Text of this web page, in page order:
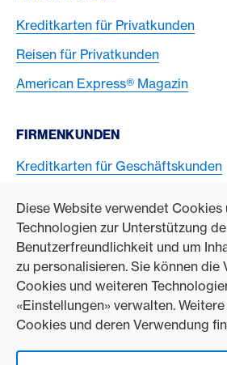
Diese Website verwendet Cookies
Technologien zur Unterstützung
Benutzerfreundlichkeit und um
zu personalisieren. Sie können die
Cookies und weiteren
«Einstellungen» verwalten.
Cookies und deren Verwendung
Kreditkarten für Privatkunden
Reisen für Privatkunden
American Express® Magazin
FIRMENKUNDEN
Kreditkarten für Geschäftskunden
ZUM UNTERNEHMEN
Swisscard AECS GmbH
American Express Weltweit
Kontakt und Social Media